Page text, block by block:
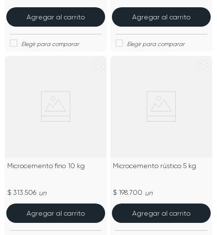
Agregar al carrito Agregar al carrito
Microcemento fino 10 kg
$ 313.506 un
Agregar al carrito
Microcemento rústico 5 kg
$ 198.700 un
Agregar al carrito